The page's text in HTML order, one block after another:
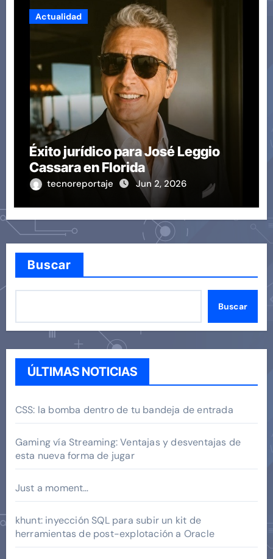
Actualidad
Éxito jurídico para José Leggio
Cassara en Florida
tecnoreportaje Jun 2, 2026
Buscar
Buscar
ÚLTIMAS NOTICIAS
CSS: la bomba dentro de tu bandeja de entrada
Gaming vía Streaming: Ventajas y desventajas de
esta nueva forma de jugar
Just a moment…
khunt: inyección SQL para subir un kit de
herramientas de post-explotación a Oracle